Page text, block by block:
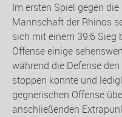
Im ersten Spiel gegen
Mannschaft der Rhinos
sich mit einem 39:6 Sieg
Offense einige
während die Defense
stoppen konnte und
gegnerischen Offense
anschließenden